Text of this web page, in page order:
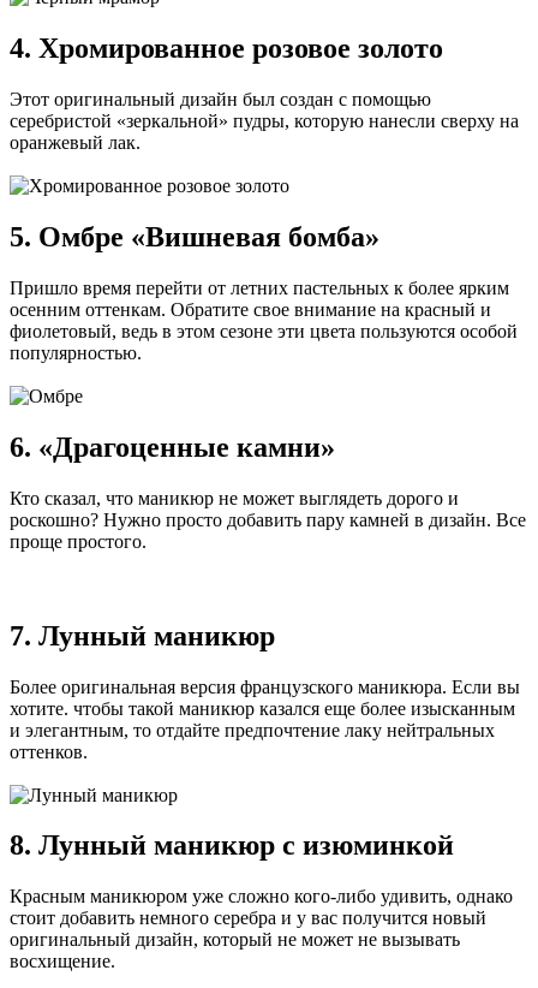
4. Хромированное розовое золото
Этот оригинальный дизайн был создан с помощью
серебристой «зеркальной» пудры, которую нанесли сверху на
оранжевый лак.
5. Омбре «Вишневая бомба»
Пришло время перейти от летних пастельных к более ярким
осенним оттенкам. Обратите свое внимание на красный и
фиолетовый, ведь в этом сезоне эти цвета пользуются особой
популярностью.
6. «Драгоценные камни»
Кто сказал, что маникюр не может выглядеть дорого и
роскошно? Нужно просто добавить пару камней в дизайн. Все
проще простого.
7. Лунный маникюр
Более оригинальная версия французского маникюра. Если вы
хотите. чтобы такой маникюр казался еще более изысканным
и элегантным, то отдайте предпочтение лаку нейтральных
оттенков.
8. Лунный маникюр с изюминкой
Красным маникюром уже сложно кого-либо удивить, однако
стоит добавить немного серебра и у вас получится новый
оригинальный дизайн, который не может не вызывать
восхищение.